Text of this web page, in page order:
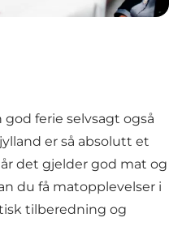
ferie selvsagt også
er så absolutt et
det gjelder god mat og
du få matopplevelser i
tilberedning og